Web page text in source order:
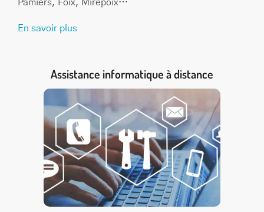
Pamiers, Foix, Mirepoix…
En savoir plus
Assistance informatique à distance